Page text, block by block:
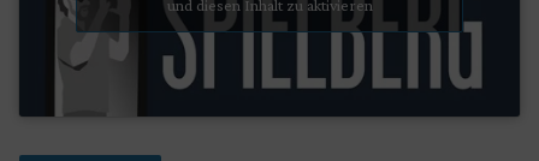
und diesen Inhalt zu aktivieren